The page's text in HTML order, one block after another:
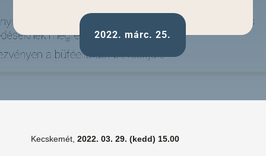
2022. márc. 25.
Kecskemét,2022. 03. 29. (kedd) 15.00